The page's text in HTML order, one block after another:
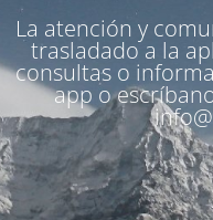
La atención y
trasladado a la
consultas o
app o